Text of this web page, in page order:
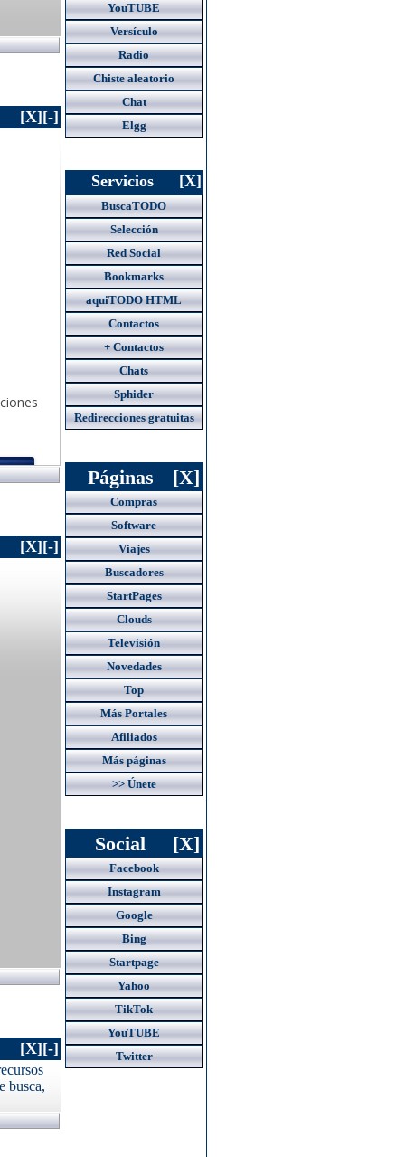
[-]
[X]
[-]
[X]
[-]
[X]
busca,
YouTUBE
Versículo
Radio
Chiste aleatorio
Chat
Elgg
Servicios [X]
BuscaTODO
Selección
Red Social
Bookmarks
aquiTODO HTML
Contactos
+ Contactos
Chats
Sphider
Redirecciones gratuitas
Páginas [X]
Compras
Software
Viajes
Buscadores
StartPages
Clouds
Televisión
Novedades
Top
Más Portales
Afiliados
Más páginas
>> Únete
Social [X]
Facebook
Instagram
Google
Bing
Startpage
Yahoo
TikTok
YouTUBE
Twitter